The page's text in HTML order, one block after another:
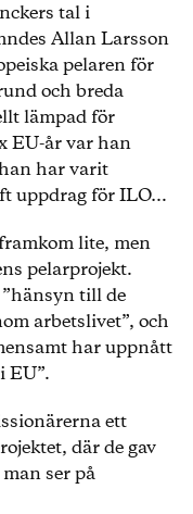
tal i
Allan Larsson
pelaren för
och breda
lämpad för
EU-år var han
har varit
uppdrag för ILO…
lite, men
pelarprojekt.
till de
arbetslivet”, och
har uppnått
EU”.
ett
där de gav
ser på